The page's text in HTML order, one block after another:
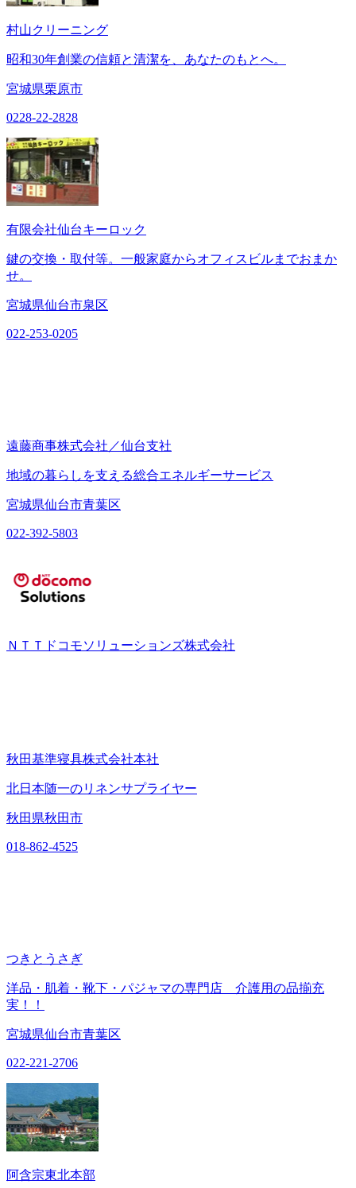
村山クリーニング
昭和30年創業の信頼と清潔を、あなたのもとへ。
宮城県栗原市
0228-22-2828
有限会社仙台キーロック
鍵の交換・取付等。一般家庭からオフィスビルまでおまか
せ。
宮城県仙台市泉区
022-253-0205
遠藤商事株式会社／仙台支社
地域の暮らしを支える総合エネルギーサービス
宮城県仙台市青葉区
022-392-5803
ＮＴＴドコモソリューションズ株式会社
秋田基準寝具株式会社本社
北日本随一のリネンサプライヤー
秋田県秋田市
018-862-4525
つきとうさぎ
洋品・肌着・靴下・パジャマの専門店 介護用の品揃充
実！！
宮城県仙台市青葉区
022-221-2706
阿含宗東北本部